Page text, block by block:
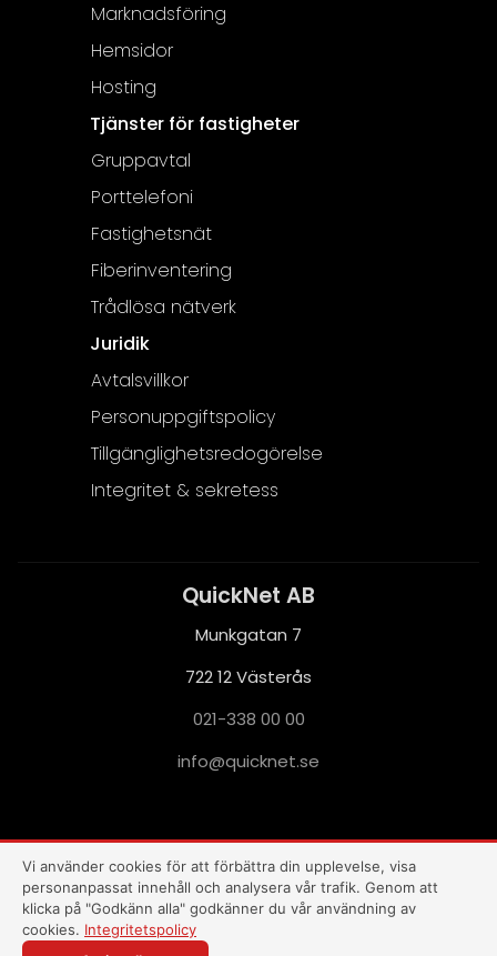
Marknadsföring
Hemsidor
Hosting
Tjänster för fastigheter
Gruppavtal
Porttelefoni
Fastighetsnät
Fiberinventering
Trådlösa nätverk
Juridik
Avtalsvillkor
Personuppgiftspolicy
Tillgänglighetsredogörelse
Integritet & sekretess
QuickNet AB
Munkgatan 7
722 12 Västerås
021-338 00 00
es.te
nkciu
q@ofn
i